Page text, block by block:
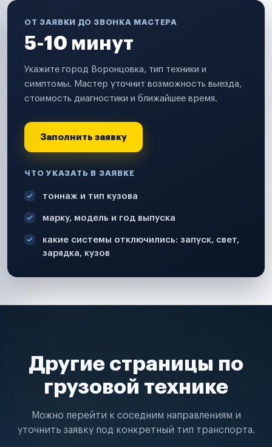
ОТ ЗАЯВКИ ДО ЗВОНКА МАСТЕРА
5-10 минут
Укажите город Воронцовка, тип техники и
симптомы. Мастер уточнит возможность выезда,
стоимость диагностики и ближайшее время.
Заполнить заявку
ЧТО УКАЗАТЬ В ЗАЯВКЕ
тоннаж и тип кузова
марку, модель и год выпуска
какие системы отключились: запуск, свет,
зарядка, кузов
Другие страницы по
грузовой технике
Можно перейти к соседним направлениям и
уточнить заявку под конкретный тип транспорта.